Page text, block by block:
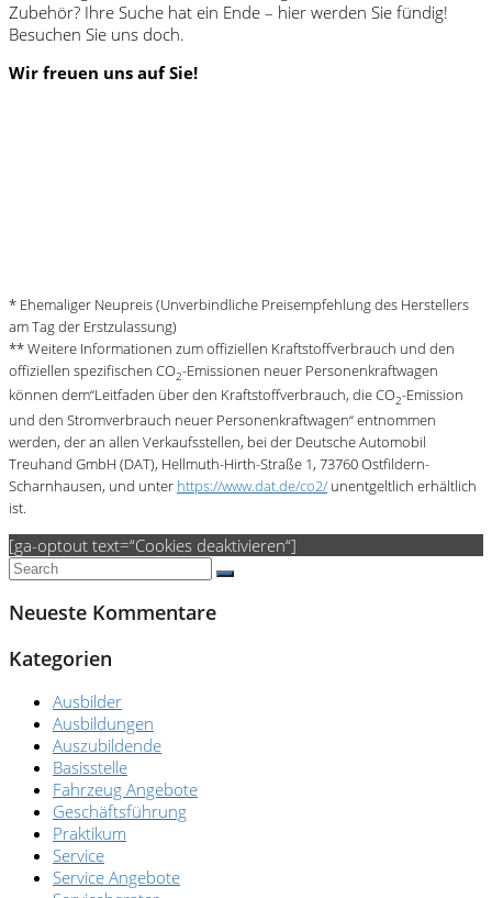
Zubehör? Ihre Suche hat ein Ende – hier werden Sie fündig!
Besuchen Sie uns doch.
Wir freuen uns auf Sie!
* Ehemaliger Neupreis (Unverbindliche Preisempfehlung des Herstellers
am Tag der Erstzulassung)
** Weitere Informationen zum offiziellen Kraftstoffverbrauch und den
offiziellen spezifischen CO2-Emissionen neuer Personenkraftwagen
können dem“Leitfaden über den Kraftstoffverbrauch, die CO2-Emission
und den Stromverbrauch neuer Personenkraftwagen“ entnommen
werden, der an allen Verkaufsstellen, bei der Deutsche Automobil
Treuhand GmbH (DAT), Hellmuth-Hirth-Straße 1, 73760 Ostfildern-
Scharnhausen, und unter https://www.dat.de/co2/ unentgeltlich erhältlich
ist.
[ga-optout text=“Cookies deaktivieren“]
Neueste Kommentare
Kategorien
Ausbilder
Ausbildungen
Auszubildende
Basisstelle
Fahrzeug Angebote
Geschäftsführung
Praktikum
Service
Service Angebote